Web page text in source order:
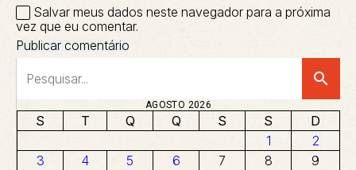
Salvar meus dados neste navegador para a próxima
vez que eu comentar.
search
AGOSTO 2026
S T Q Q S S
D
1
2
3
4 5 6 7 8
9